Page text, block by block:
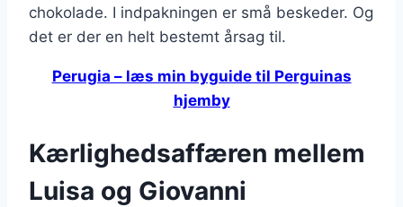
chokolade. I indpakningen er små beskeder. Og
det er der en helt bestemt årsag til.
Perugia – læs min byguide til Perguinas
hjemby
Kærlighedsaffæren mellem
Luisa og Giovanni